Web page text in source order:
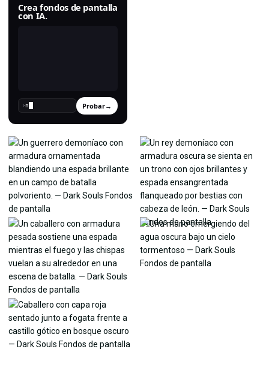
Crea fondos de pantalla
con IA.
› Probar→